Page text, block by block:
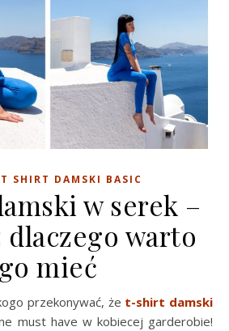
T SHIRT DAMSKI BASIC
w serek –
dlaczego warto
go mieć
przekonywać, że t-shirt damski
must have w kobiecej garderobie!